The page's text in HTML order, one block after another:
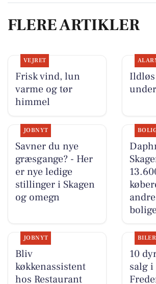
FLERE ARTIKLER
VEJRET
Frisk vind, lun
varme og tør
himmel
JOBNYT
Savner du nye
græsgange? - Her
er nye ledige
stillinger i Skagen
og omegn
JOBNYT
Bliv
køkkenassistent
hos Restaurant
BILER
10
salg